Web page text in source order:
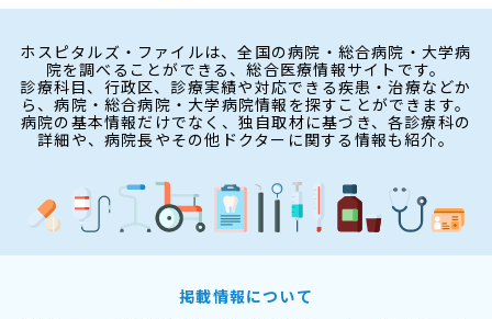
ホスピタルズ・ファイルは、全国の病院・総合病院・大学病
院を調べることができる、総合医療情報サイトです。
診療科目、行政区、診療実績や対応できる疾患・治療などか
ら、病院・総合病院・大学病院情報を探すことができます。
病院の基本情報だけでなく、独自取材に基づき、各診療科の
詳細や、病院長やその他ドクターに関する情報も紹介。
掲載情報について